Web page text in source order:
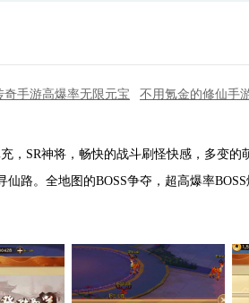
奇手游高爆率无限元宝 不用氪金的修仙手
，SR神将，畅快的战斗刷怪快感，多变的
路。全地图的BOSS争夺，超高爆率